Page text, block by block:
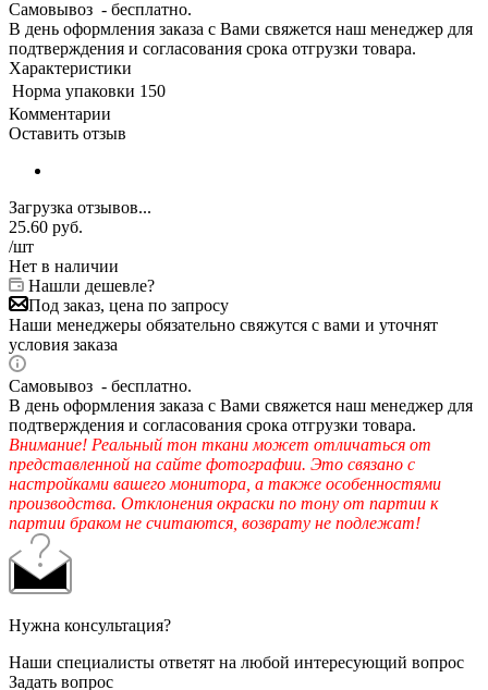
Самовывоз - бесплатно.
В день оформления заказа с Вами свяжется наш менеджер для
подтверждения и согласования срока отгрузки товара.
Характеристики
Норма упаковки 150
Комментарии
Оставить отзыв
Загрузка отзывов...
25.60 руб.
/шт
Нет в наличии
Нашли дешевле?
Под заказ, цена по запросу
Наши менеджеры обязательно свяжутся с вами и уточнят
условия заказа
Самовывоз - бесплатно.
В день оформления заказа с Вами свяжется наш менеджер для
подтверждения и согласования срока отгрузки товара.
Внимание! Реальный тон ткани может отличаться от
представленной на сайте фотографии. Это связано с
настройками вашего монитора, а также особенностями
производства. Отклонения окраски по тону от партии к
партии браком не считаются, возврату не подлежат!
Нужна консультация?
Наши специалисты ответят на любой интересующий вопрос
Задать вопрос